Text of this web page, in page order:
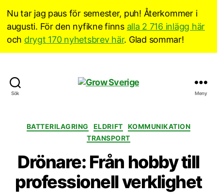
Nu tar jag paus för semester, puh! Återkommer i
augusti. För den nyfikne finns alla 2 716 inlägg här
och drygt 170 nyhetsbrev här. Glad sommar!
Sök Meny
Kategorier
BATTERILAGRING ELDRIFT
KOMMUNIKATION
TRANSPORT
Drönare: Från hobby till
professionell verklighet